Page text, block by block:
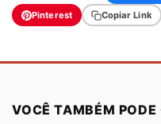
Pinterest
Copiar Link
VOCÊ TAMBÉM PODE